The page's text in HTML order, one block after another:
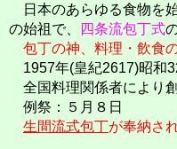
日本のあらゆる食物を
の始祖で、
四条流包丁式
包丁の神、料理・飲食
1957年(皇紀2617)昭和
全国料理関係者により
例祭：５月８日
生間流式包丁が奉納さ